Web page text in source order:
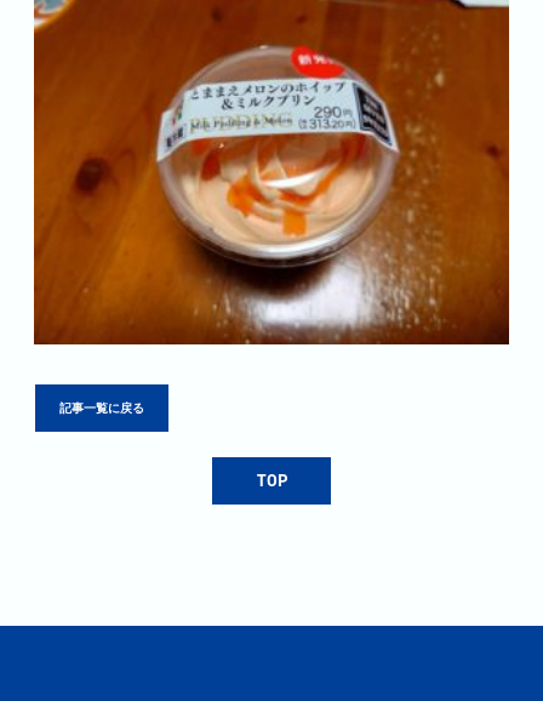
記事一覧に戻る
TOP